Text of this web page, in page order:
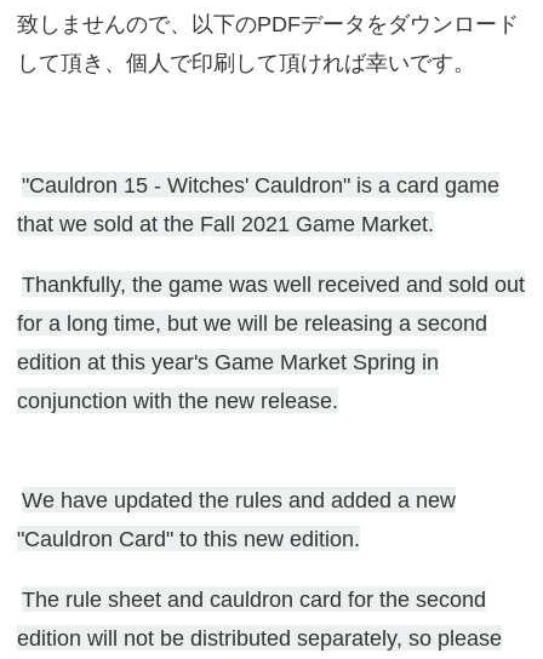
致しませんので、以下のPDFデータをダウンロード
して頂き、個人で印刷して頂ければ幸いです。
"Cauldron 15 - Witches' Cauldron" is a card game
that we sold at the Fall 2021 Game Market.
Thankfully, the game was well received and sold out
for a long time, but we will be releasing a second
edition at this year's Game Market Spring in
conjunction with the new release.
We have updated the rules and added a new
"Cauldron Card" to this new edition.
The rule sheet and cauldron card for the second
edition will not be distributed separately, so please